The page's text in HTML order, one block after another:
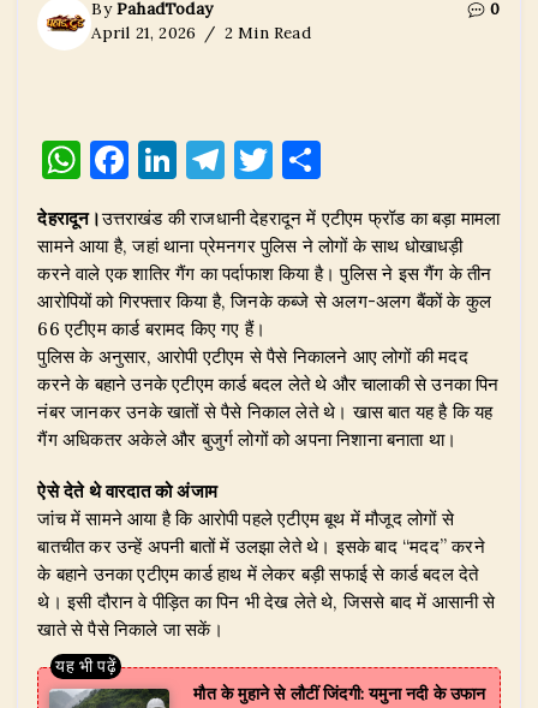
ByPahadToday
April 21, 2026
2 Min Read
0
W
h
at
s
A
p
p
F
a
c
e
b
o
o
k
Li
n
k
e
dI
n
T
el
e
g
ra
m
T
it
te
r
h
ar
e
देहरादून।उत्तराखंड की राजधानी देहरादून में एटीएम फ्रॉड का बड़ा मामला
सामने आया है, जहां थाना प्रेमनगर पुलिस ने लोगों के साथ धोखाधड़ी
करने वाले एक शातिर गैंग का पर्दाफाश किया है। पुलिस ने इस गैंग के तीन
आरोपियों को गिरफ्तार किया है, जिनके कब्जे से अलग-अलग बैंकों के कुल
66 एटीएम कार्ड बरामद किए गए हैं।
पुलिस के अनुसार, आरोपी एटीएम से पैसे निकालने आए लोगों की मदद
करने के बहाने उनके एटीएम कार्ड बदल लेते थे और चालाकी से उनका पिन
नंबर जानकर उनके खातों से पैसे निकाल लेते थे। खास बात यह है कि यह
गैंग अधिकतर अकेले और बुजुर्ग लोगों को अपना निशाना बनाता था।
ऐसे देते थे वारदात को अंजाम
जांच में सामने आया है कि आरोपी पहले एटीएम बूथ में मौजूद लोगों से
बातचीत कर उन्हें अपनी बातों में उलझा लेते थे। इसके बाद “मदद” करने
के बहाने उनका एटीएम कार्ड हाथ में लेकर बड़ी सफाई से कार्ड बदल देते
थे। इसी दौरान वे पीड़ित का पिन भी देख लेते थे, जिससे बाद में आसानी से
खाते से पैसे निकाले जा सकें।
मौत के मुहाने से लौटीं जिंदगी: यमुना नदी के उफान